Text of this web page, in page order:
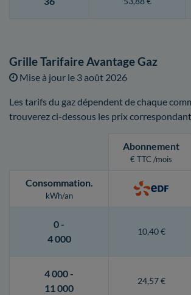
Grille Tarifaire Avantage Gaz
Mise à jour le 3 août 2026
Les tarifs du gaz dépendent de chaque
trouverez ci-dessous les prix
Abonnement
€ TTC /mois
Consommation.
kWh/an
0 -
4 000
10,40 €
4 000 -
11 000
24,57 €